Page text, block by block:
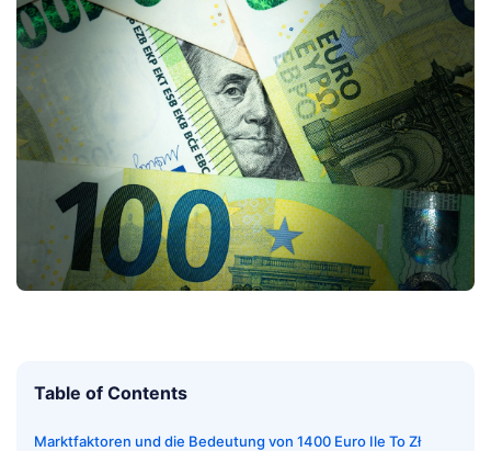
Table of Contents
Marktfaktoren und die Bedeutung von 1400 Euro Ile To Zł